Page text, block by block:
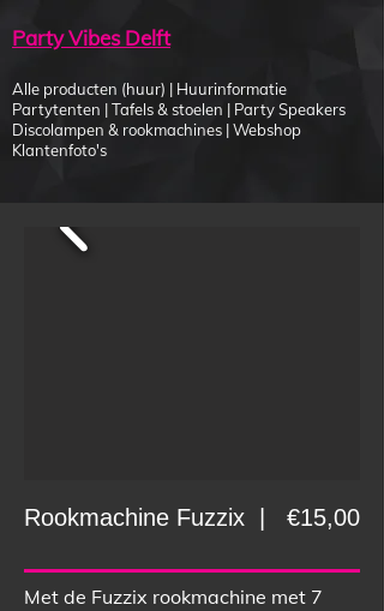
Party Vibes Delft
Alle producten (huur) | Huurinformatie
Partytenten |Tafels & stoelen | Party Speakers
Discolampen & rookmachines |Webshop
Klantenfoto's
Rookmachine Fuzzix | €15,00
Met de Fuzzix rookmachine met 7